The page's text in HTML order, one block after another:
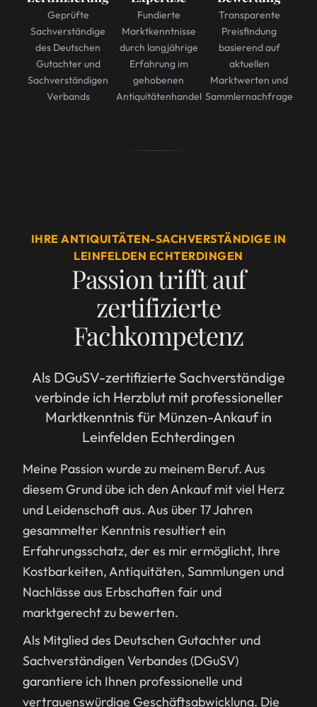
Geprüfte
Sachverständige
des Deutschen
Gutachter und
Sachverständigen
Verbands
Fundierte
Marktkenntnisse
durch langjährige
Erfahrung im
gehobenen
Antiquitätenhandel
Transparente
Preisfindung
basierend auf
aktuellen
Marktwerten und
Sammlernachfrage
IHRE ANTIQUITÄTEN-SACHVERSTÄNDIGE IN
LEINFELDEN ECHTERDINGEN
Passion trifft auf
zertifizierte
Fachkompetenz
Als DGuSV-zertifizierte Sachverständige
verbinde ich Herzblut mit professioneller
Marktkenntnis für Münzen-Ankauf in
Leinfelden Echterdingen
Meine Passion wurde zu meinem Beruf. Aus
diesem Grund übe ich den Ankauf mit viel Herz
und Leidenschaft aus. Aus über 17 Jahren
gesammelter Kenntnis resultiert ein
Erfahrungsschatz, der es mir ermöglicht, Ihre
Kostbarkeiten, Antiquitäten, Sammlungen und
Nachlässe aus Erbschaften fair und
marktgerecht zu bewerten.
Als Mitglied des Deutschen Gutachter und
Sachverständigen Verbandes (DGuSV)
garantiere ich Ihnen professionelle und
vertrauenswürdige Geschäftsabwicklung. Die